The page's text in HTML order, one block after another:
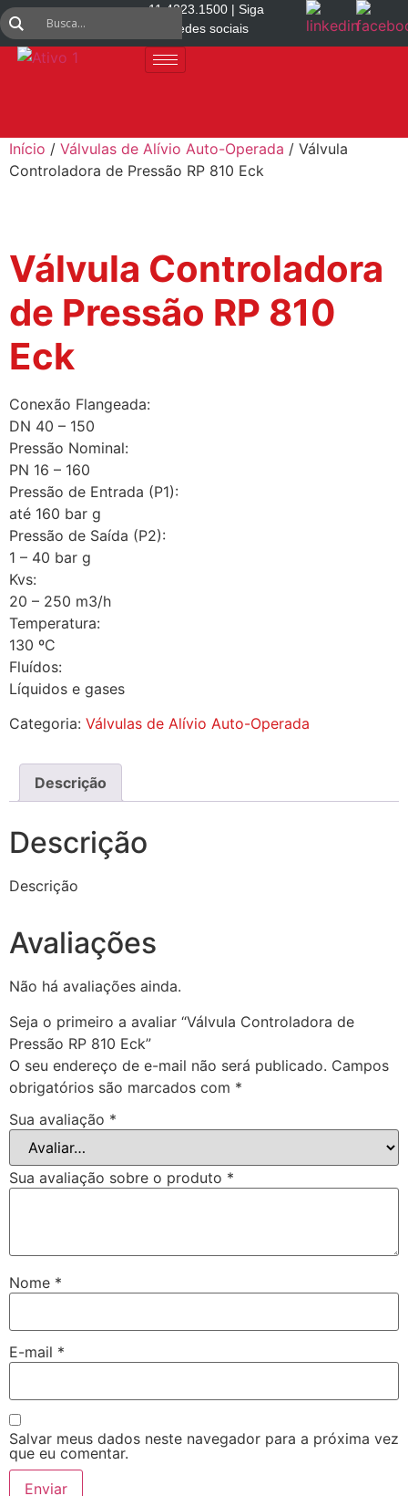
11 4223.1500 | Siga
nas redes sociais
Início / Válvulas de Alívio Auto-Operada / Válvula
Controladora de Pressão RP 810 Eck
Válvula Controladora
de Pressão RP 810
Eck
Conexão Flangeada:
DN 40 – 150
Pressão Nominal:
PN 16 – 160
Pressão de Entrada (P1):
até 160 bar g
Pressão de Saída (P2):
1 – 40 bar g
Kvs:
20 – 250 m3/h
Temperatura:
130 ºC
Fluídos:
Líquidos e gases
Categoria: Válvulas de Alívio Auto-Operada
Descrição
Descrição
Descrição
Avaliações
Não há avaliações ainda.
Seja o primeiro a avaliar “Válvula Controladora de
Pressão RP 810 Eck”
O seu endereço de e-mail não será publicado. Campos
obrigatórios são marcados com *
Sua avaliação *
Sua avaliação sobre o produto *
Nome *
E-mail *
Salvar meus dados neste navegador para a próxima vez
que eu comentar.